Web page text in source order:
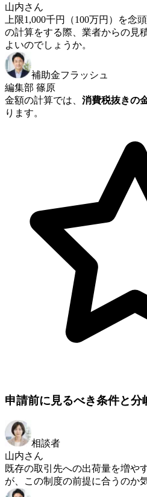
山内さん
上限1,000千円（100万円）を念
の計算をする際、業者からの見
よいのでしょうか。
補助金フラッシュ
編集部 篠原
金額の計算では、 消費税抜きの
ります。
申請前に見るべき条件と分
相談者
山内さん
既存の取引先への出荷量を増や
が、この制度の前提に合うのか